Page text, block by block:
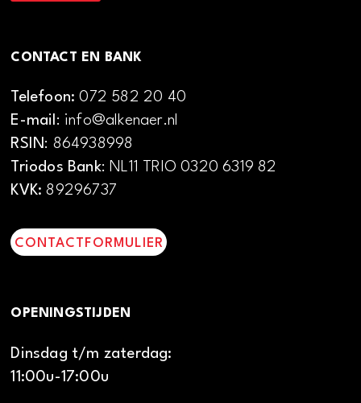
CONTACT EN BANK
Telefoon:072 582 20 40
E-mail: info@alkenaer.nl
RSIN: 864938998
Triodos Bank: NL11 TRIO 0320 6319 82
KVK: 89296737
CONTACTFORMULIER
OPENINGSTIJDEN
Dinsdag t/m zaterdag:
11:00u-17:00u